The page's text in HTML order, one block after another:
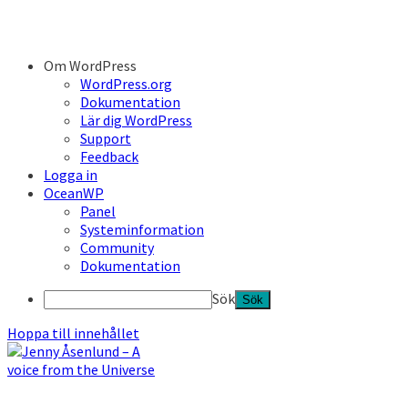
Om WordPress
WordPress.org
Dokumentation
Lär dig WordPress
Support
Feedback
Logga in
OceanWP
Panel
Systeminformation
Community
Dokumentation
Sök
Hoppa till innehållet